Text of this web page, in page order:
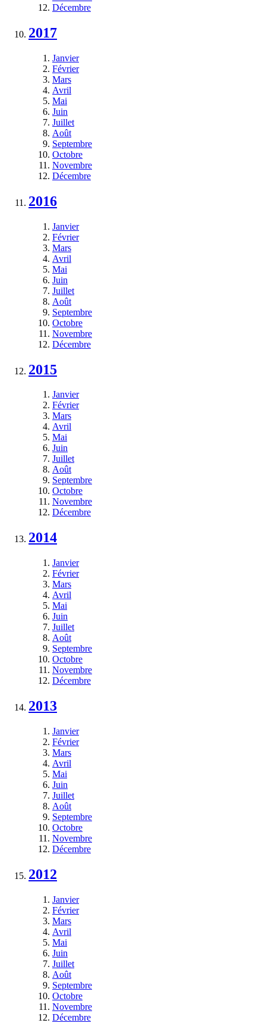
Décembre
2017
Janvier
Février
Mars
Avril
Mai
Juin
Juillet
Août
Septembre
Octobre
Novembre
Décembre
2016
Janvier
Février
Mars
Avril
Mai
Juin
Juillet
Août
Septembre
Octobre
Novembre
Décembre
2015
Janvier
Février
Mars
Avril
Mai
Juin
Juillet
Août
Septembre
Octobre
Novembre
Décembre
2014
Janvier
Février
Mars
Avril
Mai
Juin
Juillet
Août
Septembre
Octobre
Novembre
Décembre
2013
Janvier
Février
Mars
Avril
Mai
Juin
Juillet
Août
Septembre
Octobre
Novembre
Décembre
2012
Janvier
Février
Mars
Avril
Mai
Juin
Juillet
Août
Septembre
Octobre
Novembre
Décembre